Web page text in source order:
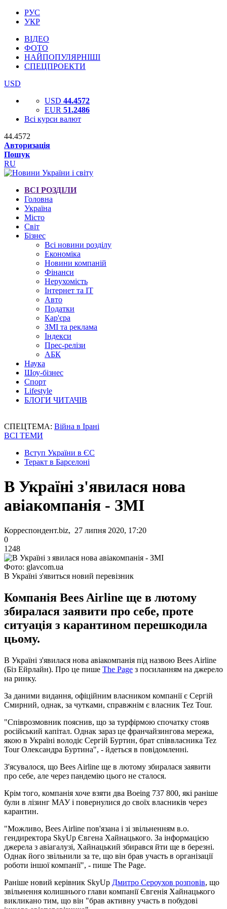
РУС
УКР
ВІДЕО
ФОТО
НАЙПОПУЛЯРНІШІ
СПЕЦПРОЕКТИ
USD
USD 44.4572
EUR 51.2486
Всі курси валют
44.4572
Авторизація
Пошук
RU
ВСІ РОЗДІЛИ
Головна
Україна
Місто
Світ
Бізнес
Всі новини розділу
Економіка
Новини компаній
Фінанси
Нерухомість
Інтернет та IT
Авто
Податки
Кар'єра
ЗМІ та реклама
Індекси
Прес-релізи
АБК
Наука
Шоу-бізнес
Спорт
Lifestyle
БЛОГИ ЧИТАЧІВ
СПЕЦТЕМА: Війна в Ірані
ВСІ ТЕМИ
Вступ України в ЄС
Теракт в Барселоні
В Україні з'явилася нова
авіакомпанія - ЗМІ
Корреспондент.biz, 27 липня 2020, 17:20
0
1248
Фото: glavcom.ua
В Україні з'явиться новий перевізник
Компанія Bees Airline ще в лютому
збиралася заявити про себе, проте
ситуація з карантином перешкодила
цьому.
В Україні з'явилася нова авіакомпанія під назвою Bees Airline
(Біз Ейрлайн). Про це пише The Page з посиланням на джерело
на ринку.
За даними видання, офіційним власником компанії є Сергій
Смирний, однак, за чутками, справжнім є власник Tez Tour.
"Співрозмовник пояснив, що за турфірмою спочатку стояв
російський капітал. Однак зараз це франчайзингова мережа,
якою в Україні володіє Сергій Буртин, брат співвласника Tez
Tour Олександра Буртина", - йдеться в повідомленні.
З'ясувалося, що Bees Airline ще в лютому збиралася заявити
про себе, але через пандемію цього не сталося.
Крім того, компанія хоче взяти два Boeing 737 800, які раніше
були в лізинг МАУ і повернулися до своїх власників через
карантин.
"Можливо, Bees Airline пов'язана і зі звільненням в.о.
гендиректора SkyUp Євгена Хайнацького. За інформацією
джерела з авіагалузі, Хайнацький збирався йти ще в березні.
Однак його звільнили за те, що він брав участь в організації
роботи іншої компанії", - пише The Page.
Раніше новий керівник SkyUp Дмитро Сероухов розповів, що
звільнення колишнього глави компанії Євгенія Хайнацького
викликано тим, що він "брав активну участь в побудові